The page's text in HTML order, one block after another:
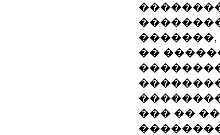
��
��� ��